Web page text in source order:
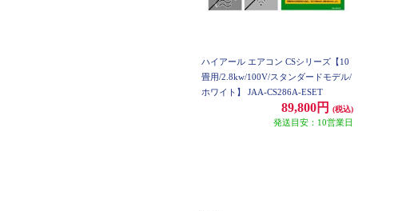
ハイアール エアコン CSシリーズ【10
畳用/2.8kw/100V/スタンダードモデル/
ホワイト】 JAA-CS286A-ESET
89,800円 (税込)
発送目安：10営業日